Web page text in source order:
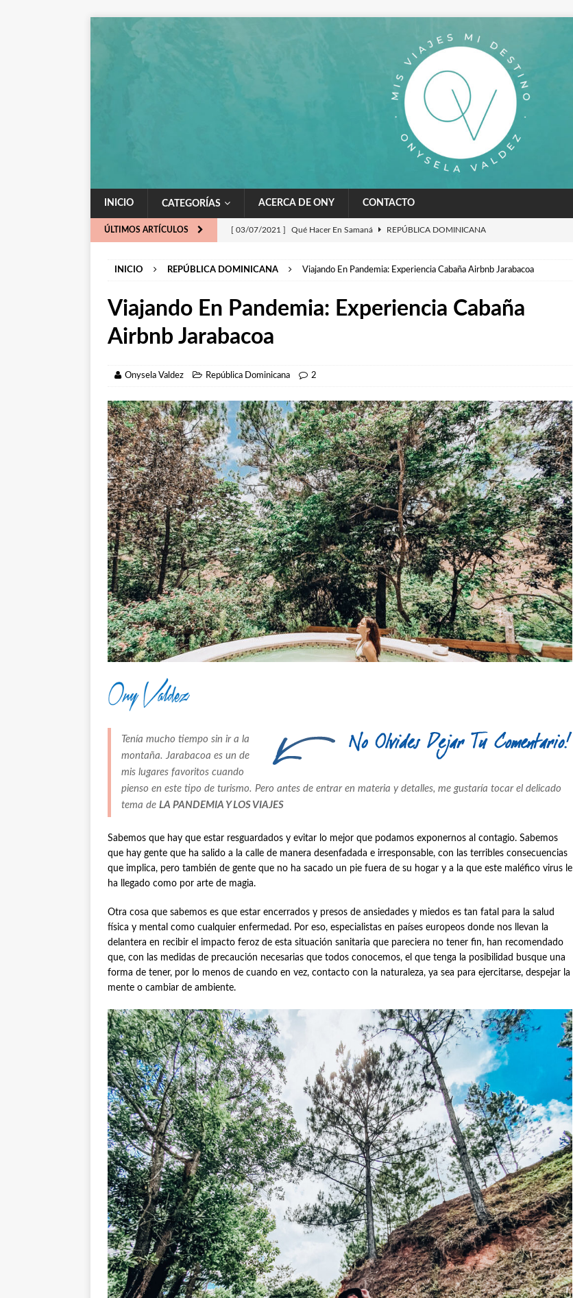
INICIO CATEGORÍAS ACERCA DE ONY CONTACTO
ÚLTIMOS ARTÍCULOS [ 03/07/2021 ] Qué Hacer En Samaná REPÚBLICA DOMINICANA
[ 22/11/2020 ] 10 Lugares De Playa En República Dominicana REPÚBLICA
[ 08/09/2020 ]
DOMINICANA
INICIO REPÚBLICA DOMINICANA Viajando En Pandemia: Experiencia Cabaña Airbnb Jarabacoa
Viajando En Pandemia: Experiencia Cabaña
Airbnb Jarabacoa
Onysela Valdez República Dominicana 2
Tenía mucho tiempo sin ir a la
montaña. Jarabacoa es un de
mis lugares favoritos cuando
pienso en este tipo de turismo. Pero antes de entrar en materia y detalles, me gustaría tocar el delicado
tema de LA PANDEMIA Y LOS VIAJES
Sabemos que hay que estar resguardados y evitar lo mejor que podamos exponernos al contagio. Sabemos
que hay gente que ha salido a la calle de manera desenfadada e irresponsable, con las terribles consecuencias
que implica, pero también de gente que no ha sacado un pie fuera de su hogar y a la que este maléfico virus le
ha llegado como por arte de magia.
Otra cosa que sabemos es que estar encerrados y presos de ansiedades y miedos es tan fatal para la salud
física y mental como cualquier enfermedad. Por eso, especialistas en países europeos donde nos llevan la
delantera en recibir el impacto feroz de esta situación sanitaria que pareciera no tener fin, han recomendado
que, con las medidas de precaución necesarias que todos conocemos, el que tenga la posibilidad busque una
forma de tener, por lo menos de cuando en vez, contacto con la naturaleza, ya sea para ejercitarse, despejar la
mente o cambiar de ambiente.